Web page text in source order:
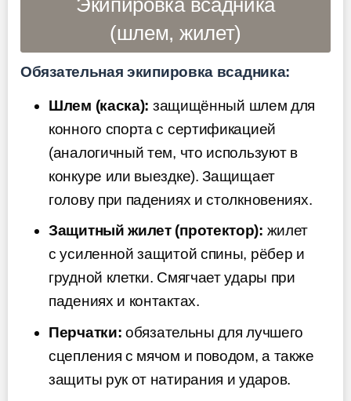
Экипировка всадника
(шлем, жилет)
Обязательная экипировка всадника:
Шлем (каска): защищённый шлем для
конного спорта с сертификацией
(аналогичный тем, что используют в
конкуре или выездке). Защищает
голову при падениях и столкновениях.
Защитный жилет (протектор): жилет
с усиленной защитой спины, рёбер и
грудной клетки. Смягчает удары при
падениях и контактах.
Перчатки: обязательны для лучшего
сцепления с мячом и поводом, а также
защиты рук от натирания и ударов.